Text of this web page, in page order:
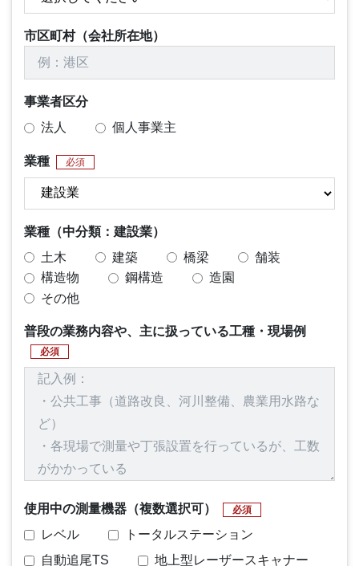
市区町村（会社所在地）
事業者区分
法人
個人事業主
業種 必須
業種（中分類：建設業）
土木
建築 橋梁
舗装
構造物
鋼構造
造園
その他
普段の業務内容や、主に扱っている工種・現場例
必須
使用中の測量機器（複数選択可） 必須
レベル
トータルステーション
自動追尾TS
地上型レーザースキャナー